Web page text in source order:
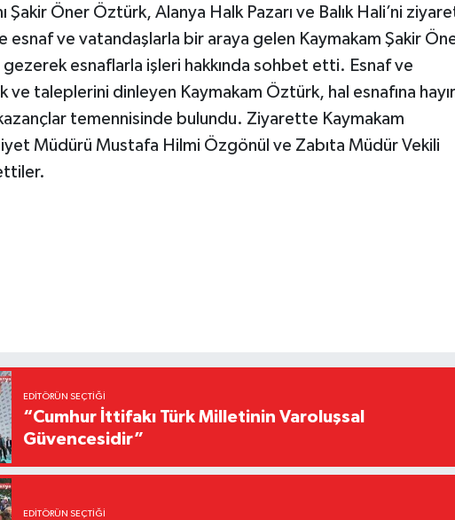
Şakir Öner Öztürk, Alanya Halk Pazarı ve Balık Hali’ni
esnaf ve vatandaşlarla bir araya gelen Kaymakam Şakir
esnaflarla işleri hakkında sohbet etti. Esnaf ve
ve taleplerini dinleyen Kaymakam Öztürk, hal esnafına
temennisinde bulundu. Ziyarette Kaymakam
Müdürü Mustafa Hilmi Özgönül ve Zabıta Müdür Vekili
EDITÖRÜN SEÇTIĞI
“Cumhur İttifakı Türk Milletinin Varoluşsal
Güvencesidir”
EDITÖRÜN SEÇTIĞI